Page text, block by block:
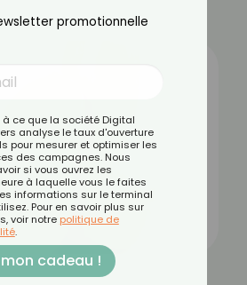
promotionnelle
ce que la société Digital
analyse le taux d'ouverture
pour mesurer et optimiser les
des campagnes. Nous
si vous ouvrez les
à laquelle vous le faites
informations sur le terminal
Pour en savoir plus sur
voir notre politique de
.
cadeau !